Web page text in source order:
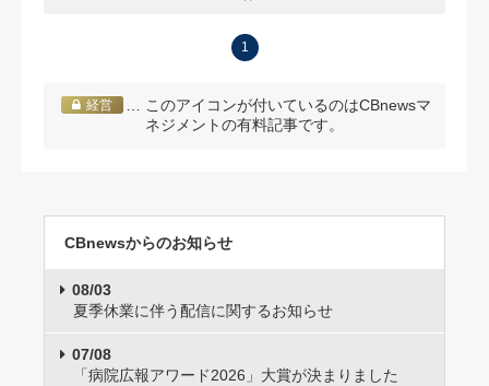
1
経営
… このアイコンが付いているのはCBnewsマ
ネジメントの有料記事です。
CBnewsからのお知らせ
08/03
夏季休業に伴う配信に関するお知らせ
07/08
「病院広報アワード2026」大賞が決まりました